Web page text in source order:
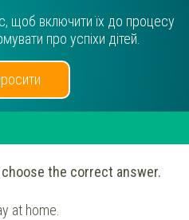
щоб включити їх до процесу
про успіхи дітей.
the correct answer.
at home.